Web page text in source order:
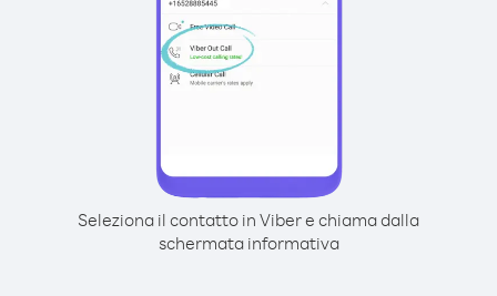
Seleziona il contatto in Viber e chiama dalla
schermata informativa